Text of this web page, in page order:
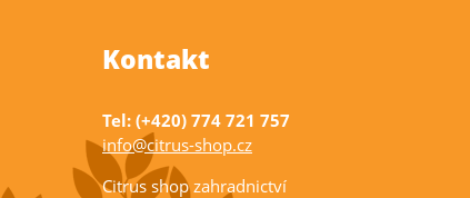
Kontakt
Tel: (+420) 774 721 757
info@citrus-shop.cz
Citrus shop zahradnictví